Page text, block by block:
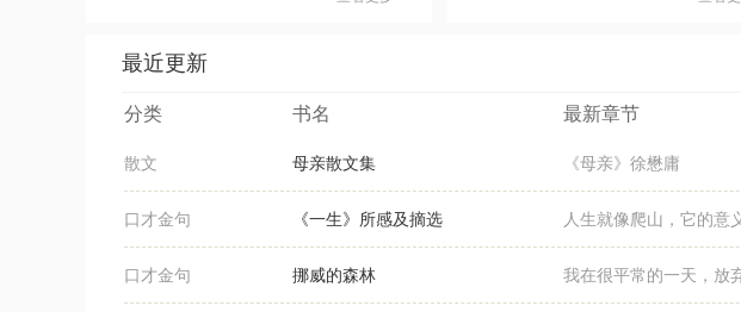
最近更新
分类 书名 最新章节
散文 母亲散文集 《母亲》徐懋庸
口才金句 《一生》所感及摘选 人生就像爬山，它的意
口才金句 挪威的森林 我在很平常的一天，放